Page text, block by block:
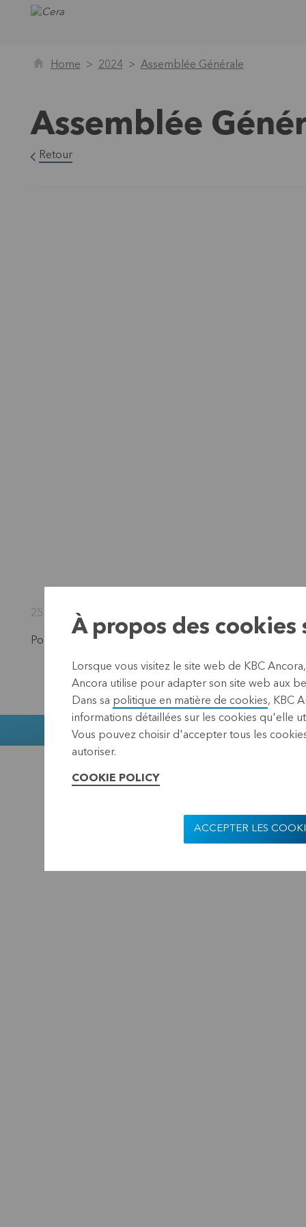
Home 2024 Assemblée Générale
Assemblée
Retour
25 octobre 2024 17:40
Pour rester au courant des actualités de KBC Ancora,
Muntstraat
À propos des cookies
Lorsque vous visitez le site web de KBC
Ancora utilise pour adapter son site web aux
Dans sa politique en matière de cookies, KBC
informations détaillées sur les cookies qu'elle
Vous pouvez choisir d'accepter tous les
autoriser.
COOKIE POLICY
ACCEPTER LES